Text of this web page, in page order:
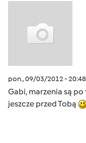
pon., 09/03/2012 - 20:48
Gabi, marzenia są
jeszcze przed Tobą